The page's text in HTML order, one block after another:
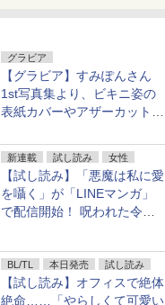
グラビア
【グラビア】すみぽんさん
1st写真集より、ビキニ姿の
表紙カバーやアザーカットを
新連載 試し読み 女性
【試し読み】「悪魔は私に愛
を囁く」が「LINEマンガ」
で配信開始！ 呪われた令嬢×
BL/TL 本日発売 試し読み
【試し読み】オフィスで絶体
絶命……「やらしくて可愛い